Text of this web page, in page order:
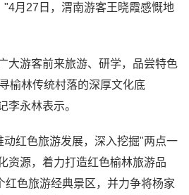
月27日，渭南游客王晓霞感慨地
大游客前来旅游、研学，品尝特色
榆林传统村落的深厚文化底
李永林表示。
动红色旅游发展，深入挖掘"两点一
资源，着力打造红色榆林旅游品
红色旅游经典景区，并力争将杨家